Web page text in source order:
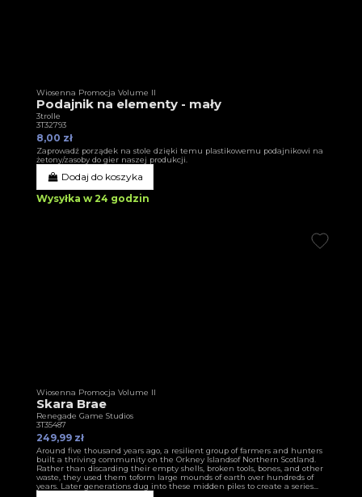
Wiosenna Promocja Volume II
Podajnik na elementy - mały
3trolle
3T32793
8,00 zł
Zaprowadź porządek na stole dzięki temu plastikowemu podajnikowi na
żetony/zasoby do gier naszej produkcji.
Dodaj do koszyka
Wysyłka w 24 godzin
Wiosenna Promocja Volume II
Skara Brae
Renegade Game Studios
3T35487
249,99 zł
Around five thousand years ago, a resilient group of farmers and hunters
built a thriving community on the Orkney Islandsof Northern Scotland.
Rather than discarding their empty shells, broken tools, bones, and other
waste, they used them toform large mounds of earth over hundreds of
years. Later generations dug into these midden piles to create a series...